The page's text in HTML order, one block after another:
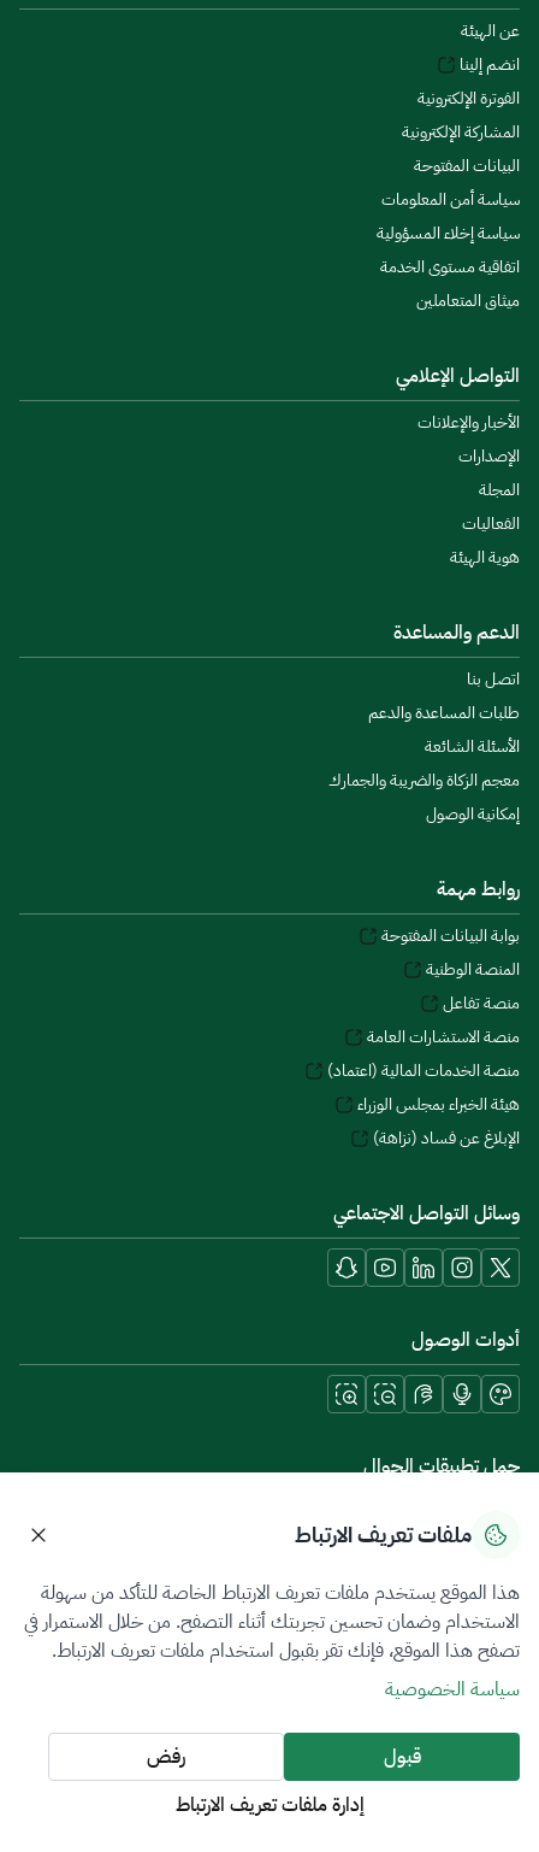
عن الهيئة
انضم إلينا
الفوترة الإلكترونية
المشاركة الإلكترونية
البيانات المفتوحة
سياسة أمن المعلومات
سياسة إخلاء المسؤولية
اتفاقية مستوى الخدمة
ميثاق المتعاملين
التواصل الإعلامي
الأخبار والإعلانات
الإصدارات
المجلة
الفعاليات
هوية الهيئة
الدعم والمساعدة
اتصل بنا
طلبات المساعدة والدعم
الأسئلة الشائعة
معجم الزكاة والضريبة والجمارك
إمكانية الوصول
روابط مهمة
بوابة البيانات المفتوحة
المنصة الوطنية
منصة تفاعل
منصة الاستشارات العامة
منصة الخدمات المالية (اعتماد)
هيئة الخبراء بمجلس الوزراء
الإبلاغ عن فساد (نزاهة)
وسائل التواصل الاجتماعي
أدوات الوصول
حمل تطبيقات الجوال
سياسة الخصوصيةشروط الاستخدامخريطة الموقع
جميع الحقوق محفوظة 2026 © ZATCA.GOV.SA
تم تطويره وصيانته بواسطة هيئة الزكاة والضريبة والجمارك
آخر تحديث للموقع في
ملفات تعريف الارتباط
هذا الموقع يستخدم ملفات تعريف الارتباط الخاصة للتأكد من سهولة
الاستخدام وضمان تحسين تجربتك أثناء التصفح. من خلال الاستمرار في
تصفح هذا الموقع، فإنك تقر بقبول استخدام ملفات تعريف الارتباط.
سياسة الخصوصية
قبول
رفض
إدارة ملفات تعريف الارتباط